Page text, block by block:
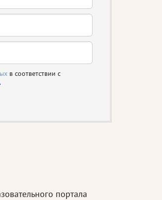
в соответствии с
.
портала